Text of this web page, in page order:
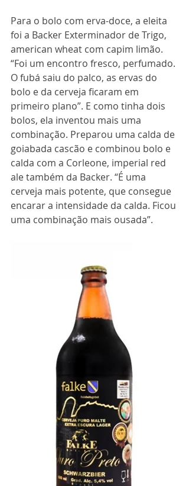
Para o bolo com erva-doce, a eleita
foi a Backer Exterminador de Trigo,
american wheat com capim limão.
“Foi um encontro fresco, perfumado.
O fubá saiu do palco, as ervas do
bolo e da cerveja ficaram em
primeiro plano”. E como tinha dois
bolos, ela inventou mais uma
combinação. Preparou uma calda de
goiabada cascão e combinou bolo e
calda com a Corleone, imperial red
ale também da Backer. “É uma
cerveja mais potente, que consegue
encarar a intensidade da calda. Ficou
uma combinação mais ousada”.